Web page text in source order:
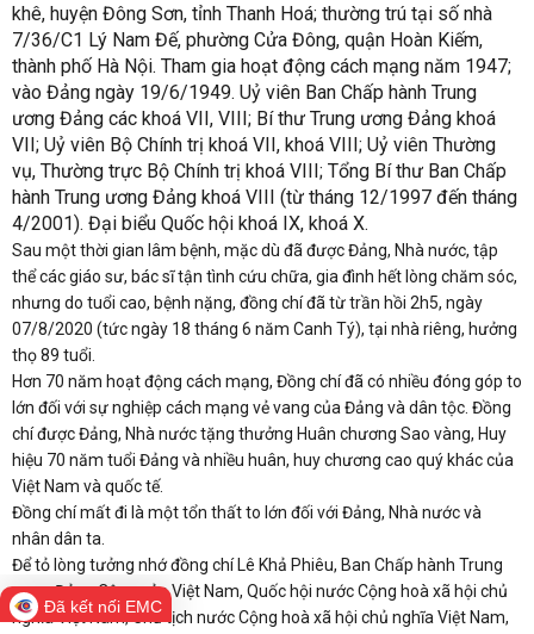
khê, huyện Đông Sơn, tỉnh Thanh Hoá; thường trú tại số nhà
7/36/C1 Lý Nam Đế, phường Cửa Đông, quận Hoàn Kiếm,
thành phố Hà Nội. Tham gia hoạt động cách mạng năm 1947;
vào Đảng ngày 19/6/1949. Uỷ viên Ban Chấp hành Trung
ương Đảng các khoá VII, VIII; Bí thư Trung ương Đảng khoá
VII; Uỷ viên Bộ Chính trị khoá VII, khoá VIII; Uỷ viên Thường
vụ, Thường trực Bộ Chính trị khoá VIII; Tổng Bí thư Ban Chấp
hành Trung ương Đảng khoá VIII (từ tháng 12/1997 đến tháng
4/2001). Đại biểu Quốc hội khoá IX, khoá X.
Sau một thời gian lâm bệnh, mặc dù đã được Đảng, Nhà nước, tập
thể các giáo sư, bác sĩ tận tình cứu chữa, gia đình hết lòng chăm sóc,
nhưng do tuổi cao, bệnh nặng, đồng chí đã từ trần hồi 2h5, ngày
07/8/2020 (tức ngày 18 tháng 6 năm Canh Tý), tại nhà riêng, hưởng
thọ 89 tuổi.
Hơn 70 năm hoạt động cách mạng, Đồng chí đã có nhiều đóng góp to
lớn đối với sự nghiệp cách mạng vẻ vang của Đảng và dân tộc. Đồng
chí được Đảng, Nhà nước tặng thưởng Huân chương Sao vàng, Huy
hiệu 70 năm tuổi Đảng và nhiều huân, huy chương cao quý khác của
Việt Nam và quốc tế.
Đồng chí mất đi là một tổn thất to lớn đối với Đảng, Nhà nước và
nhân dân ta.
Để tỏ lòng tưởng nhớ đồng chí Lê Khả Phiêu, Ban Chấp hành Trung
ương Đảng Cộng sản Việt Nam, Quốc hội nước Cộng hoà xã hội chủ
nghĩa Việt Nam, Chủ tịch nước Cộng hoà xã hội chủ nghĩa Việt Nam,
Đã kết nối EMC